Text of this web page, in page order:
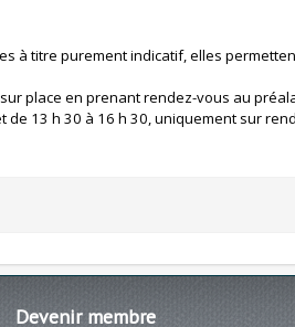
à titre purement indicatif, elles
place en prenant rendez-vous au
13 h 30 à 16 h 30, uniquement sur
Devenir membre